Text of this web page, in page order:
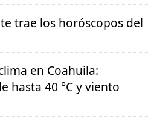
trae los horóscopos del
en Coahuila:
hasta 40 °C y viento